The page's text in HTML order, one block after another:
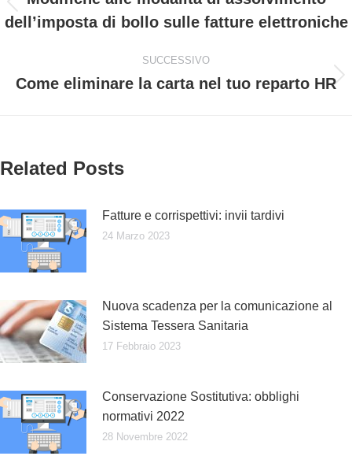
i
precedente:
dell’imposta di bollo sulle fatture elettroniche
SUCCESSIVO
Prossimo
Come eliminare la carta nel tuo reparto HR
Related Posts
Fatture e corrispettivi: invii tardivi
24 Marzo 2023
Nuova scadenza per la comunicazione al
Sistema Tessera Sanitaria
17 Febbraio 2023
Conservazione Sostitutiva: obblighi
normativi 2022
28 Novembre 2022